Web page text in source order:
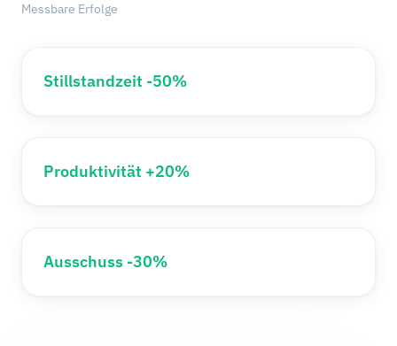
Messbare Erfolge
Stillstandzeit -50%
Produktivität +20%
Ausschuss -30%